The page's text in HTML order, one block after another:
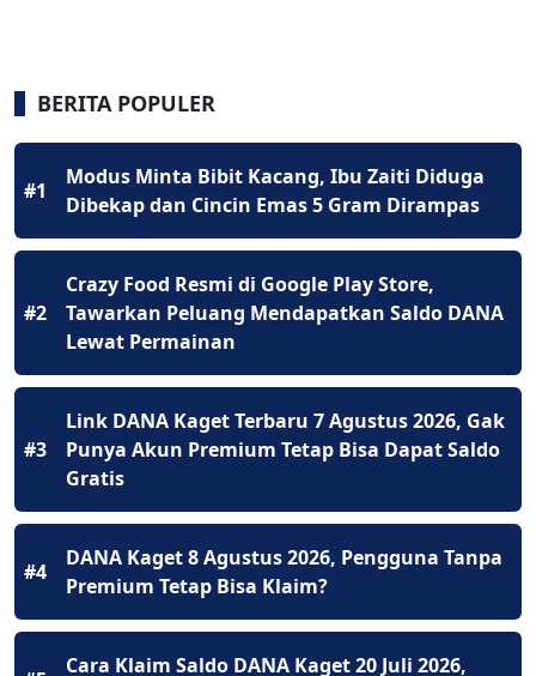
BERITA POPULER
#1
Modus Minta Bibit Kacang, Ibu Zaiti Diduga
Dibekap dan Cincin Emas 5 Gram Dirampas
#2
Crazy Food Resmi di Google Play Store,
Tawarkan Peluang Mendapatkan Saldo DANA
Lewat Permainan
#3
Link DANA Kaget Terbaru 7 Agustus 2026, Gak
Punya Akun Premium Tetap Bisa Dapat Saldo
Gratis
#4
DANA Kaget 8 Agustus 2026, Pengguna Tanpa
Premium Tetap Bisa Klaim?
Cara Klaim Saldo DANA Kaget 20 Juli 2026,